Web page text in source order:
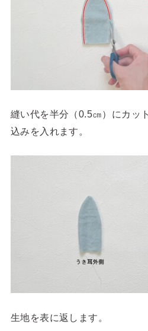
縫い代を半分（0.5㎝）にカッ
込みを入れます。
生地を表に返します。